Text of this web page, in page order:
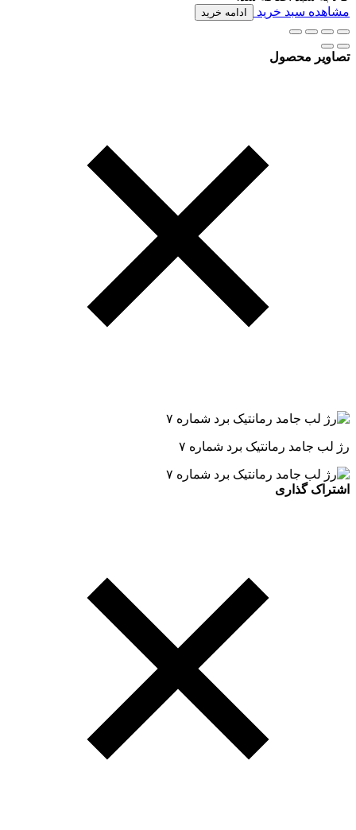
مشاهده سبد خرید
ادامه خرید
تصاویر محصول
رژ لب جامد رمانتیک برد شماره ۷
اشتراک گذاری